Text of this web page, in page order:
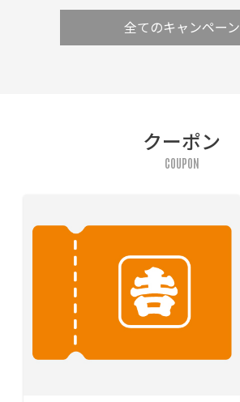
全てのキャンペーン
クーポン
COUPON